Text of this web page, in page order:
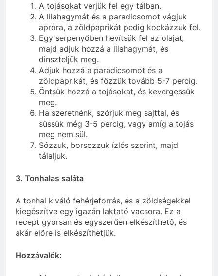
A tojásokat verjük fel egy tálban.
A lilahagymát és a paradicsomot vágjuk
apróra, a zöldpaprikát pedig kockázzuk fel.
Egy serpenyőben hevítsük fel az olajat,
majd adjuk hozzá a lilahagymát, és
dinszteljük meg.
Adjuk hozzá a paradicsomot és a
zöldpaprikát, és főzzük tovább 5-7 percig.
Öntsük hozzá a tojásokat, és kevergessük
meg.
Ha szeretnénk, szórjuk meg sajttal, és
süssük még 3-5 percig, vagy amíg a tojás
meg nem sül.
Sózzuk, borsozzuk ízlés szerint, majd
tálaljuk.
3. Tonhalas saláta
A tonhal kiváló fehérjeforrás, és a zöldségekkel
kiegészítve egy igazán laktató vacsora. Ez a
recept gyorsan és egyszerűen elkészíthető, és
akár előre is elkészíthetjük.
Hozzávalók: